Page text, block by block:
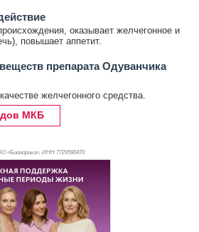
оказывает желчегонное и
повышает аппетит.
препарата Одуванчика
желчегонного средства.
МКБ
«Бионорика», ИНН 7729590470